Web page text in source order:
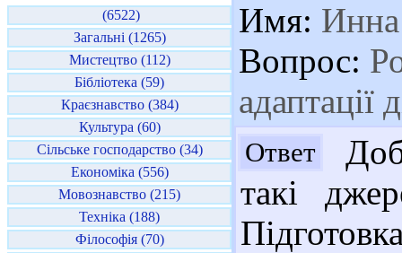
(6522)
Загальні (1265)
Мистецтво (112)
Бібліотека (59)
Краєзнавство (384)
Культура (60)
Сільське господарство (34)
Економіка (556)
Мовознавство (215)
Техніка (188)
Філософія (70)
Имя: Инна
Вопрос:
адаптації
Ответ
такі